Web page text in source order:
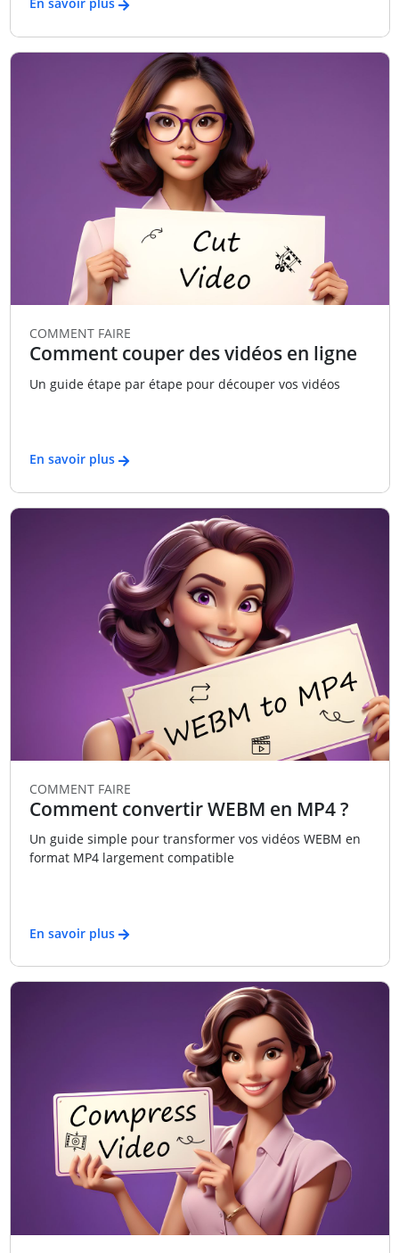
COMMENT FAIRE
Comment couper des vidéos en ligne
Un guide étape par étape pour découper vos vidéos
En savoir plus
COMMENT FAIRE
Comment convertir WEBM en MP4 ?
Un guide simple pour transformer vos vidéos WEBM en
format MP4 largement compatible
En savoir plus